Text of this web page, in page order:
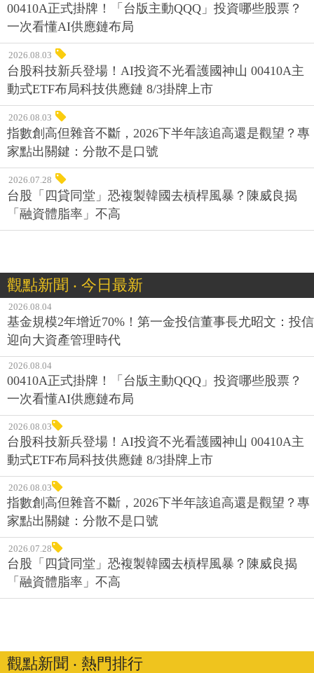
00410A正式掛牌！「台版主動QQQ」投資哪些股票？
一次看懂AI供應鏈布局
2026.08.03
台股科技新兵登場！AI投資不光看護國神山 00410A主
動式ETF布局科技供應鏈 8/3掛牌上市
2026.08.03
指數創高但雜音不斷，2026下半年該追高還是觀望？專
家點出關鍵：分散不是口號
2026.07.28
台股「四貸同堂」恐複製韓國去槓桿風暴？陳威良揭
「融資體脂率」不高
觀點新聞 ‧ 今日最新
2026.08.04
基金規模2年增近70%！第一金投信董事長尤昭文：投信
迎向大資產管理時代
2026.08.04
00410A正式掛牌！「台版主動QQQ」投資哪些股票？
一次看懂AI供應鏈布局
2026.08.03
台股科技新兵登場！AI投資不光看護國神山 00410A主
動式ETF布局科技供應鏈 8/3掛牌上市
2026.08.03
指數創高但雜音不斷，2026下半年該追高還是觀望？專
家點出關鍵：分散不是口號
2026.07.28
台股「四貸同堂」恐複製韓國去槓桿風暴？陳威良揭
「融資體脂率」不高
觀點新聞 ‧ 熱門排行